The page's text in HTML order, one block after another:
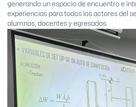
generando un espacio de encuentro e
experiencias para todos los actores del
alumnos, docentes y egresados.